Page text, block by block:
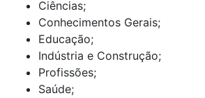
Ciências;
Conhecimentos Gerais;
Educação;
Indústria e Construção;
Profissões;
Saúde;